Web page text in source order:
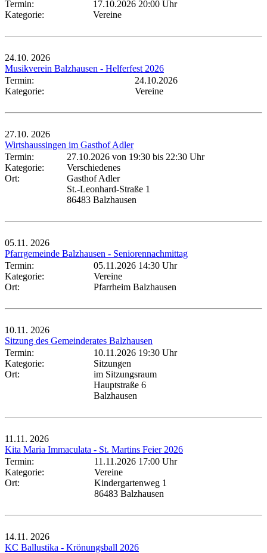
Termin:
17.10.2026 20:00 Uhr
Kategorie:
Vereine
24.10. 2026
Musikverein Balzhausen - Helferfest 2026
Termin:
24.10.2026
Kategorie:
Vereine
27.10. 2026
Wirtshaussingen im Gasthof Adler
Termin:
27.10.2026 von 19:30 bis 22:30 Uhr
Kategorie:
Verschiedenes
Ort:
Gasthof Adler
St.-Leonhard-Straße 1
86483 Balzhausen
05.11. 2026
Pfarrgemeinde Balzhausen - Seniorennachmittag
Termin:
05.11.2026 14:30 Uhr
Kategorie:
Vereine
Ort:
Pfarrheim Balzhausen
10.11. 2026
Sitzung des Gemeinderates Balzhausen
Termin:
10.11.2026 19:30 Uhr
Kategorie:
Sitzungen
Ort:
im Sitzungsraum
Hauptstraße 6
Balzhausen
11.11. 2026
Kita Maria Immaculata - St. Martins Feier 2026
Termin:
11.11.2026 17:00 Uhr
Kategorie:
Vereine
Ort:
Kindergartenweg 1
86483 Balzhausen
14.11. 2026
KC Ballustika - Krönungsball 2026